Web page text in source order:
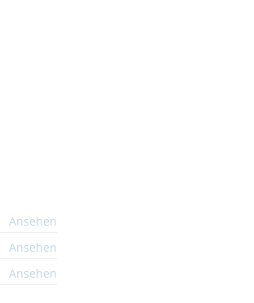
Ansehen
Ansehen
Ansehen